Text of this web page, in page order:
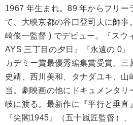
1967 年生まれ。89 年からフリー
て、大映京都の谷口登司夫に師事
崎俊一監督 ) でデビュー。『スウ
AYS 三丁目の夕日』『永遠の 0
カデミー賞最優秀編集賞受賞。三
史靖、西川美和、タナダユキ、山
当。劇映画の他にドキュメンタリ
岐に渡る。最新作に『平行と垂直
『尖閣1945』（五十嵐匠監督）